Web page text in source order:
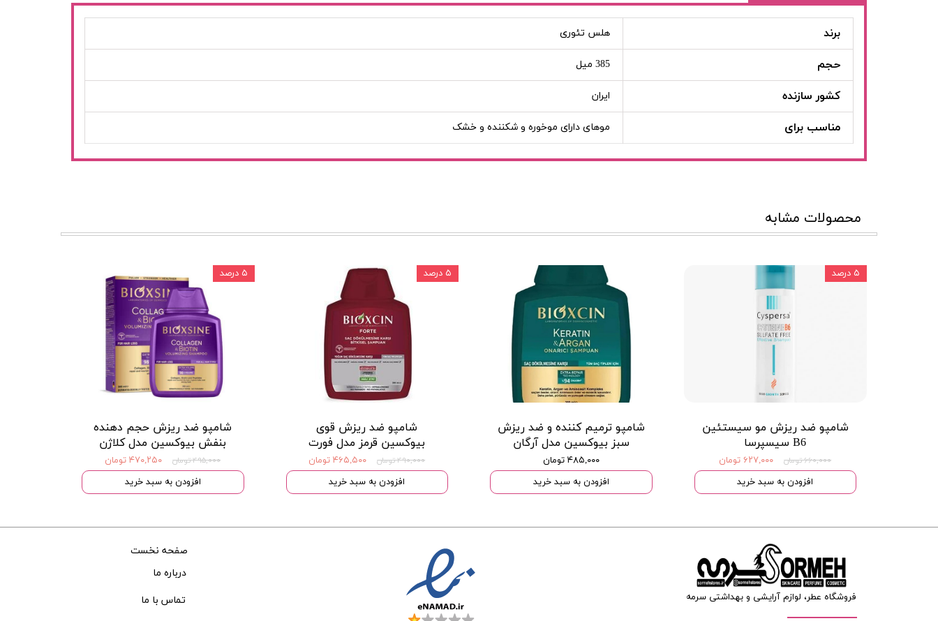
برند هلس تئوری
حجم 385 میل
کشور سازنده ایران
مناسب برای موهای دارای موخوره و شکننده و خشک
محصولات مشابه
شامپو ضد ریزش مو سیستئین
B6 سیسپرسا
۶۶۰,۰۰۰ تومان
۶۲۷,۰۰۰ تومان
افزودن به سبد خرید
۵ درصد
شامپو ترمیم کننده و ضد ریزش
سبز بیوکسین مدل آرگان
۴۸۵,۰۰۰ تومان
افزودن به سبد خرید
شامپو ضد ریزش قوی
بیوکسین قرمز مدل فورت
۴۹۰,۰۰۰ تومان
۴۶۵,۵۰۰ تومان
افزودن به سبد خرید
۵ درصد
شامپو ضد ریزش حجم دهنده
بنفش بیوکسین مدل کلاژن
۴۹۵,۰۰۰ تومان
۴۷۰,۲۵۰ تومان
افزودن به سبد خرید
۵ درصد
فروشگاه عطر، لوازم آرایشی و بهداشتی سرمه
تماس با ما
درباره ما
صفحه نخست